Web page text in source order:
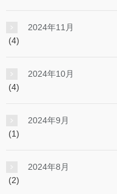
2024年11月
(4)
2024年10月
(4)
2024年9月
(1)
2024年8月
(2)